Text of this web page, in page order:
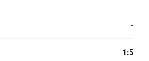
-
1:5